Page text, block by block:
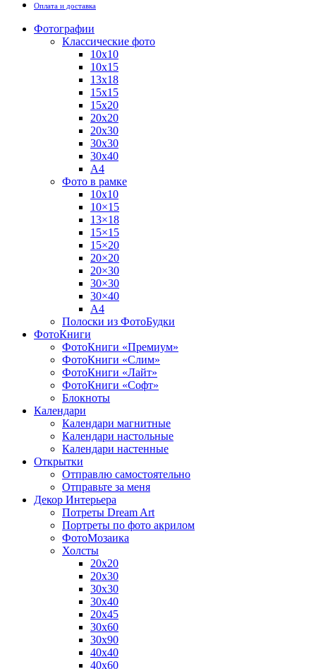
Оплата и доставка
Фотографии
Классические фото
10х10
10х15
13х18
15х15
15х20
20х20
20х30
30х30
30х40
А4
Фото в рамке
10х10
10×15
13×18
15×15
15×20
20×20
20×30
30×30
30×40
A4
Полоски из ФотоБудки
ФотоКниги
ФотоКниги «Премиум»
ФотоКниги «Слим»
ФотоКниги «Лайт»
ФотоКниги «Софт»
Блокноты
Календари
Календари магнитные
Календари настольные
Календари настенные
Открытки
Отправлю самостоятельно
Отправьте за меня
Декор Интерьера
Потреты Dream Art
Портреты по фото акрилом
ФотоМозаика
Холсты
20х20
20х30
30х30
30х40
20х45
30х60
30х90
40х40
40х60